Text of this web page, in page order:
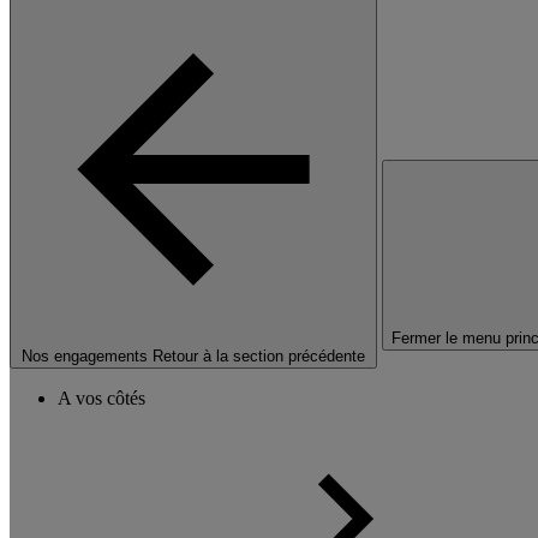
Nos engagements Retour à la section précédente
Fermer le menu
A vos côtés